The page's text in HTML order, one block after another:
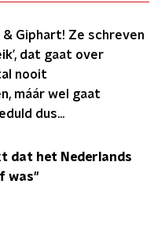
Giphart! Ze schreven
dat gaat over
nooit
máár wel gaat
dus...
dat het Nederlands
was"